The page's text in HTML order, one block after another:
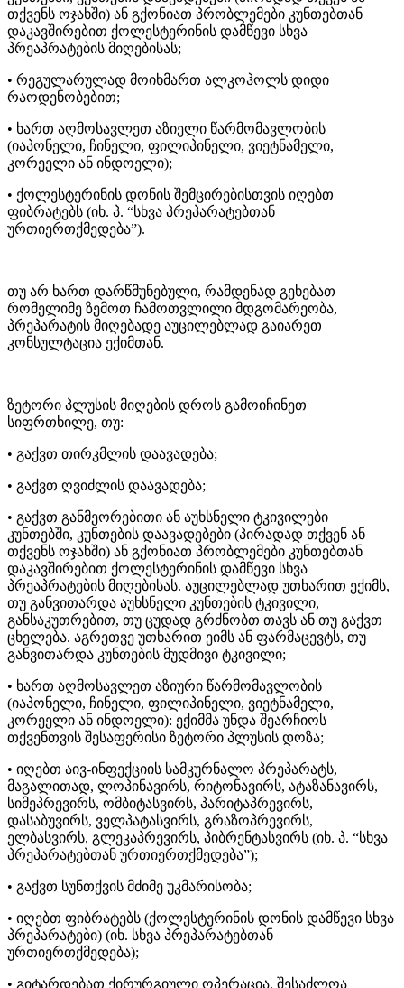
თქვენს ოჯახში) ან გქონიათ პრობლემები კუნთებთან
დაკავშირებით ქოლესტერინის დამწევი სხვა
პრეაპრატების მიღებისას;
• რეგულარულად მოიხმართ ალკოჰოლს დიდი
რაოდენობებით;
• ხართ აღმოსავლეთ აზიელი წარმომავლობის
(იაპონელი, ჩინელი, ფილიპინელი, ვიეტნამელი,
კორეელი ან ინდოელი);
• ქოლესტერინის დონის შემცირებისთვის იღებთ
ფიბრატებს (იხ. პ. “სხვა პრეპარატებთან
ურთიერთქმედება”).
თუ არ ხართ დარწმუნებული, რამდენად გეხებათ
რომელიმე ზემოთ ჩამოთვლილი მდგომარეობა,
პრეპარატის მიღებადე აუცილებლად გაიარეთ
კონსულტაცია ექიმთან.
ზეტორი პლუსის მიღების დროს გამოიჩინეთ
სიფრთხილე, თუ:
• გაქვთ თირკმლის დაავადება;
• გაქვთ ღვიძლის დაავადება;
• გაქვთ განმეორებითი ან აუხსნელი ტკივილები
კუნთებში, კუნთების დაავადებები (პირადად თქვენ ან
თქვენს ოჯახში) ან გქონიათ პრობლემები კუნთებთან
დაკავშირებით ქოლესტერინის დამწევი სხვა
პრეაპრატების მიღებისას. აუცილებლად უთხარით ექიმს,
თუ განვითარდა აუხსნელი კუნთების ტკივილი,
განსაკუთრებით, თუ ცუდად გრძნობთ თავს ან თუ გაქვთ
ცხელება. აგრეთვე უთხარით ეიმს ან ფარმაცევტს, თუ
განვითარდა კუნთების მუდმივი ტკივილი;
• ხართ აღმოსავლეთ აზიური წარმომავლობის
(იაპონელი, ჩინელი, ფილიპინელი, ვიეტნამელი,
კორეელი ან ინდოელი): ექიმმა უნდა შეარჩიოს
თქვენთვის შესაფერისი ზეტორი პლუსის დოზა;
• იღებთ აივ-ინფექციის სამკურნალო პრეპარატს,
მაგალითად, ლოპინავირს, რიტონავირს, ატაზანავირს,
სიმეპრევირს, ომბიტასვირს, პარიტაპრევირს,
დასაბუვირს, ველპატასვირს, გრაზოპრევირს,
ელბასვირს, გლეკაპრევირს, პიბრენტასვირს (იხ. პ. “სხვა
პრეპარატებთან ურთიერთქმედება”);
• გაქვთ სუნთქვის მძიმე უკმარისობა;
• იღებთ ფიბრატებს (ქოლესტერინის დონის დამწევი სხვა
პრეპარატები) (იხ. სხვა პრეპარატებთან
ურთიერთქმედება);
• გიტარდებათ ქირურგიული ოპერაცია. შესაძლოა